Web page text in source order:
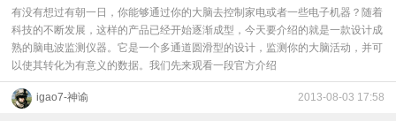
有没有想过有朝一日，你能够通过你的大脑去控制家电或者一些电子机器？随着
科技的不断发展，这样的产品已经开始逐渐成型，今天要介绍的就是一款设计成
熟的脑电波监测仪器。它是一个多通道圆滑型的设计，监测你的大脑活动，并可
以使其转化为有意义的数据。我们先来观看一段官方介绍
igao7-神谕 2013-08-03 17:58